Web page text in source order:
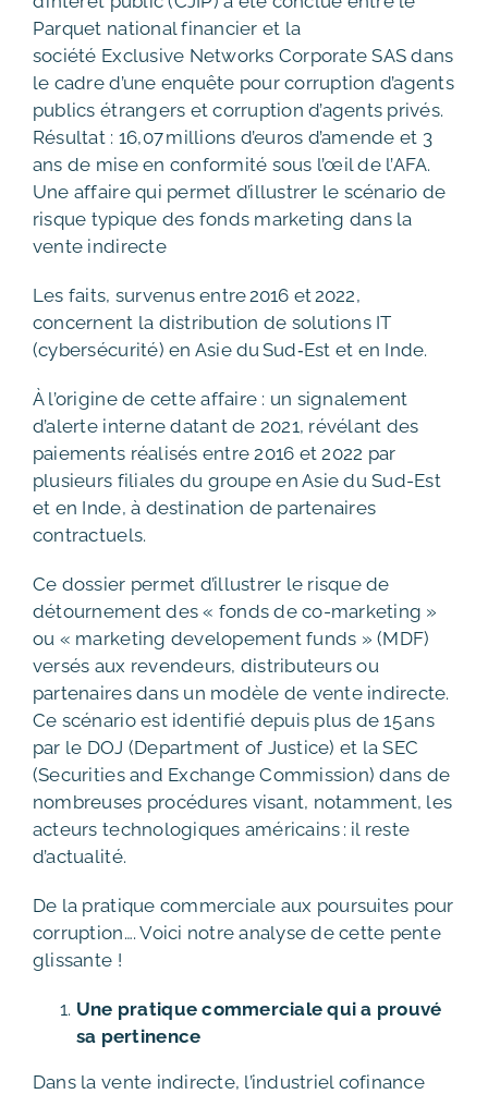
Parquet national financier et la
société Exclusive Networks Corporate SAS dans
le cadre d’une enquête pour corruption d’agents
publics étrangers et corruption d’agents privés.
Résultat : 16,07 millions d’euros d’amende et 3
ans de mise en conformité sous l’œil de l’AFA.
Une affaire qui permet d’illustrer le scénario de
risque typique des fonds marketing dans la
vente indirecte
Les faits, survenus entre 2016 et 2022,
concernent la distribution de solutions IT
(cybersécurité) en Asie du Sud‑Est et en Inde.
À l’origine de cette affaire : un signalement
d’alerte interne datant de 2021, révélant des
paiements réalisés entre 2016 et 2022 par
plusieurs filiales du groupe en Asie du Sud-Est
et en Inde, à destination de partenaires
contractuels.
Ce dossier permet d’illustrer le risque de
détournement des « fonds de co-marketing »
ou « marketing developement funds » (MDF)
versés aux revendeurs, distributeurs ou
partenaires dans un modèle de vente indirecte.
Ce scénario est identifié depuis plus de 15 ans
par le DOJ (Department of Justice) et la SEC
(Securities and Exchange Commission) dans de
nombreuses procédures visant, notamment, les
acteurs technologiques américains : il reste
d’actualité.
De la pratique commerciale aux poursuites pour
corruption…. Voici notre analyse de cette pente
glissante !
Une pratique commerciale qui a prouvé
sa pertinence
Dans la vente indirecte, l’industriel cofinance